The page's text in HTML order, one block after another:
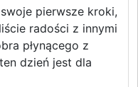
pierwsze kroki,
radości z innymi
płynącego z
dzień jest dla